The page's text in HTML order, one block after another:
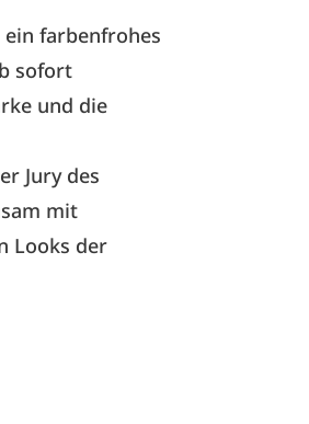
farbenfrohes
sofort
und die
Jury des
mit
Looks der